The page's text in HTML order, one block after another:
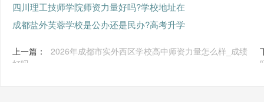
四川理工技师学院师资力量好吗?学校地址在
成都盐外芙蓉学校是公办还是民办?高考升学
上一篇：
2026年成都市实外西区学校高中师资力量怎么样_成绩
好吗